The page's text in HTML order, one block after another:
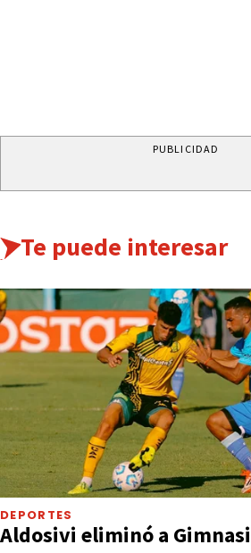
PUBLICIDAD
Te puede interesar
DEPORTES
Aldosivi eliminó a